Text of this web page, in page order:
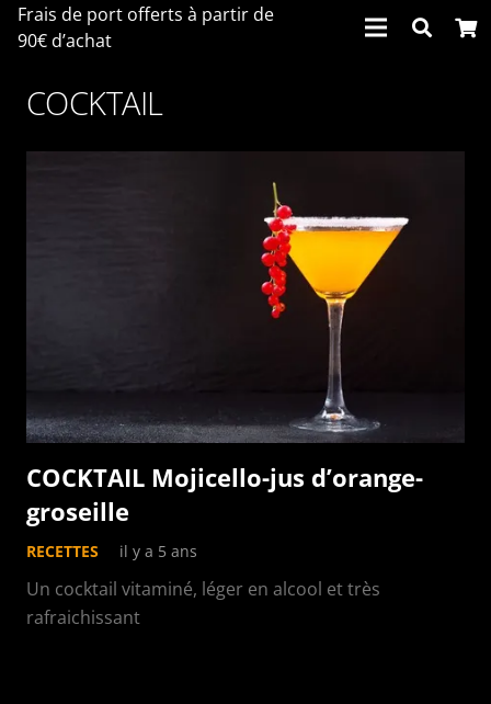
Frais de port offerts à partir de
90€ d’achat
COCKTAIL
COCKTAIL Mojicello-jus d’orange-
groseille
RECETTES il y a 5 ans
Un cocktail vitaminé, léger en alcool et très
rafraichissant